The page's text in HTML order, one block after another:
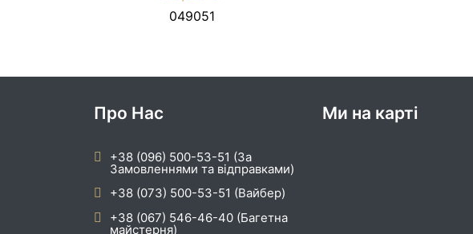
049051
Про Нас
+38 (096) 500-53-51 (За
Замовленнями та відправками)
+38 (073) 500-53-51 (Вайбер)
+38 (067) 546-46-40 (Багетна
майстерня)
Ми на карті